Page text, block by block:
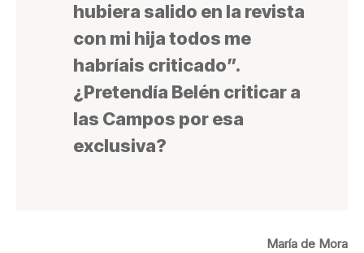
hubiera salido en la revista
con mi hija todos me
habríais criticado”.
¿Pretendía Belén criticar a
las Campos por esa
exclusiva?
María de Mora